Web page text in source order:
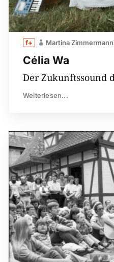
Célia Wa
Martina Zimmermann
Der Zukunftssound
Weiterlesen...